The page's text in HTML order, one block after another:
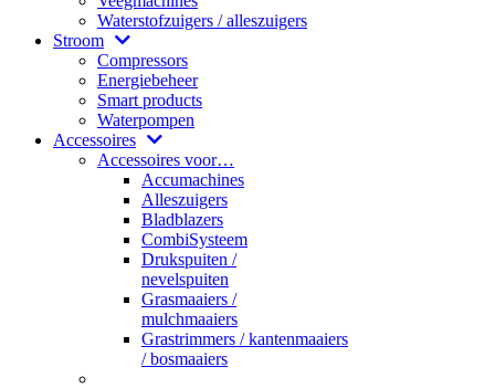
Waterstofzuigers / alleszuigers
Stroom
Compressors
Energiebeheer
Smart products
Waterpompen
Accessoires
Accessoires voor…
Accumachines
Alleszuigers
Bladblazers
CombiSysteem
Drukspuiten /
nevelspuiten
Grasmaaiers /
mulchmaaiers
Grastrimmers / kantenmaaiers
/ bosmaaiers